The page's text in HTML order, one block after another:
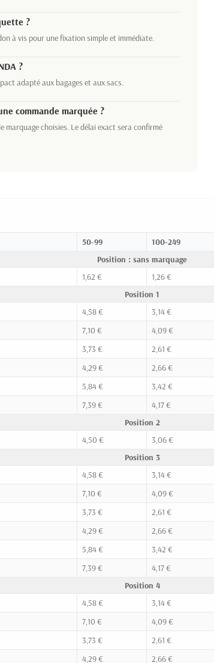
?
à vis pour une fixation simple et immédiate.
?
adapté aux bagages et aux sacs.
commande marquée ?
marquage choisies. Le délai exact sera confirmé
50-99 100-249
Position : sans marquage
1,62 € 1,26 €
Position 1
4,58 € 3,14 €
7,10 € 4,09 €
3,73 € 2,61 €
4,29 € 2,66 €
5,84 € 3,42 €
7,39 € 4,17 €
Position 2
4,50 € 3,06 €
Position 3
4,58 € 3,14 €
7,10 € 4,09 €
3,73 € 2,61 €
4,29 € 2,66 €
5,84 € 3,42 €
7,39 € 4,17 €
Position 4
4,58 € 3,14 €
7,10 € 4,09 €
3,73 € 2,61 €
4,29 € 2,66 €